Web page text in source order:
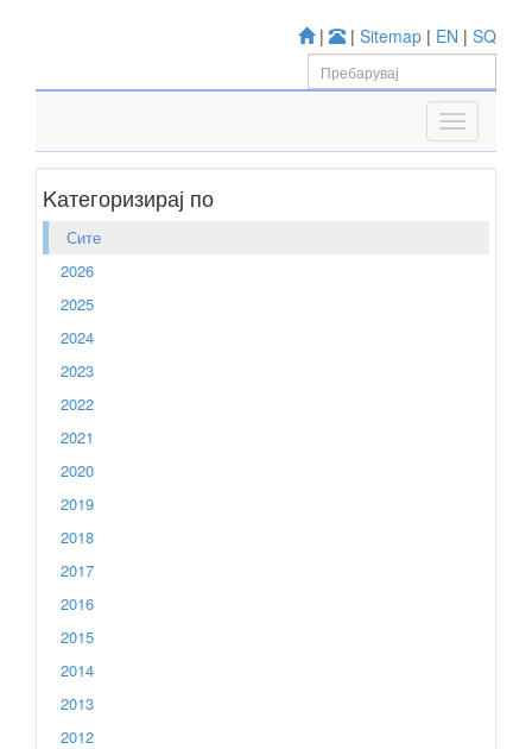
| | Sitemap | EN | SQ
Kатегоризирај по
Сите
2026
2025
2024
2023
2022
2021
2020
2019
2018
2017
2016
2015
2014
2013
2012